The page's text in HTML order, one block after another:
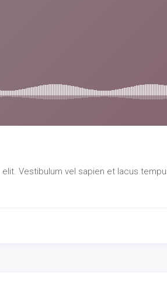
Vestibulum vel sapien et lacus